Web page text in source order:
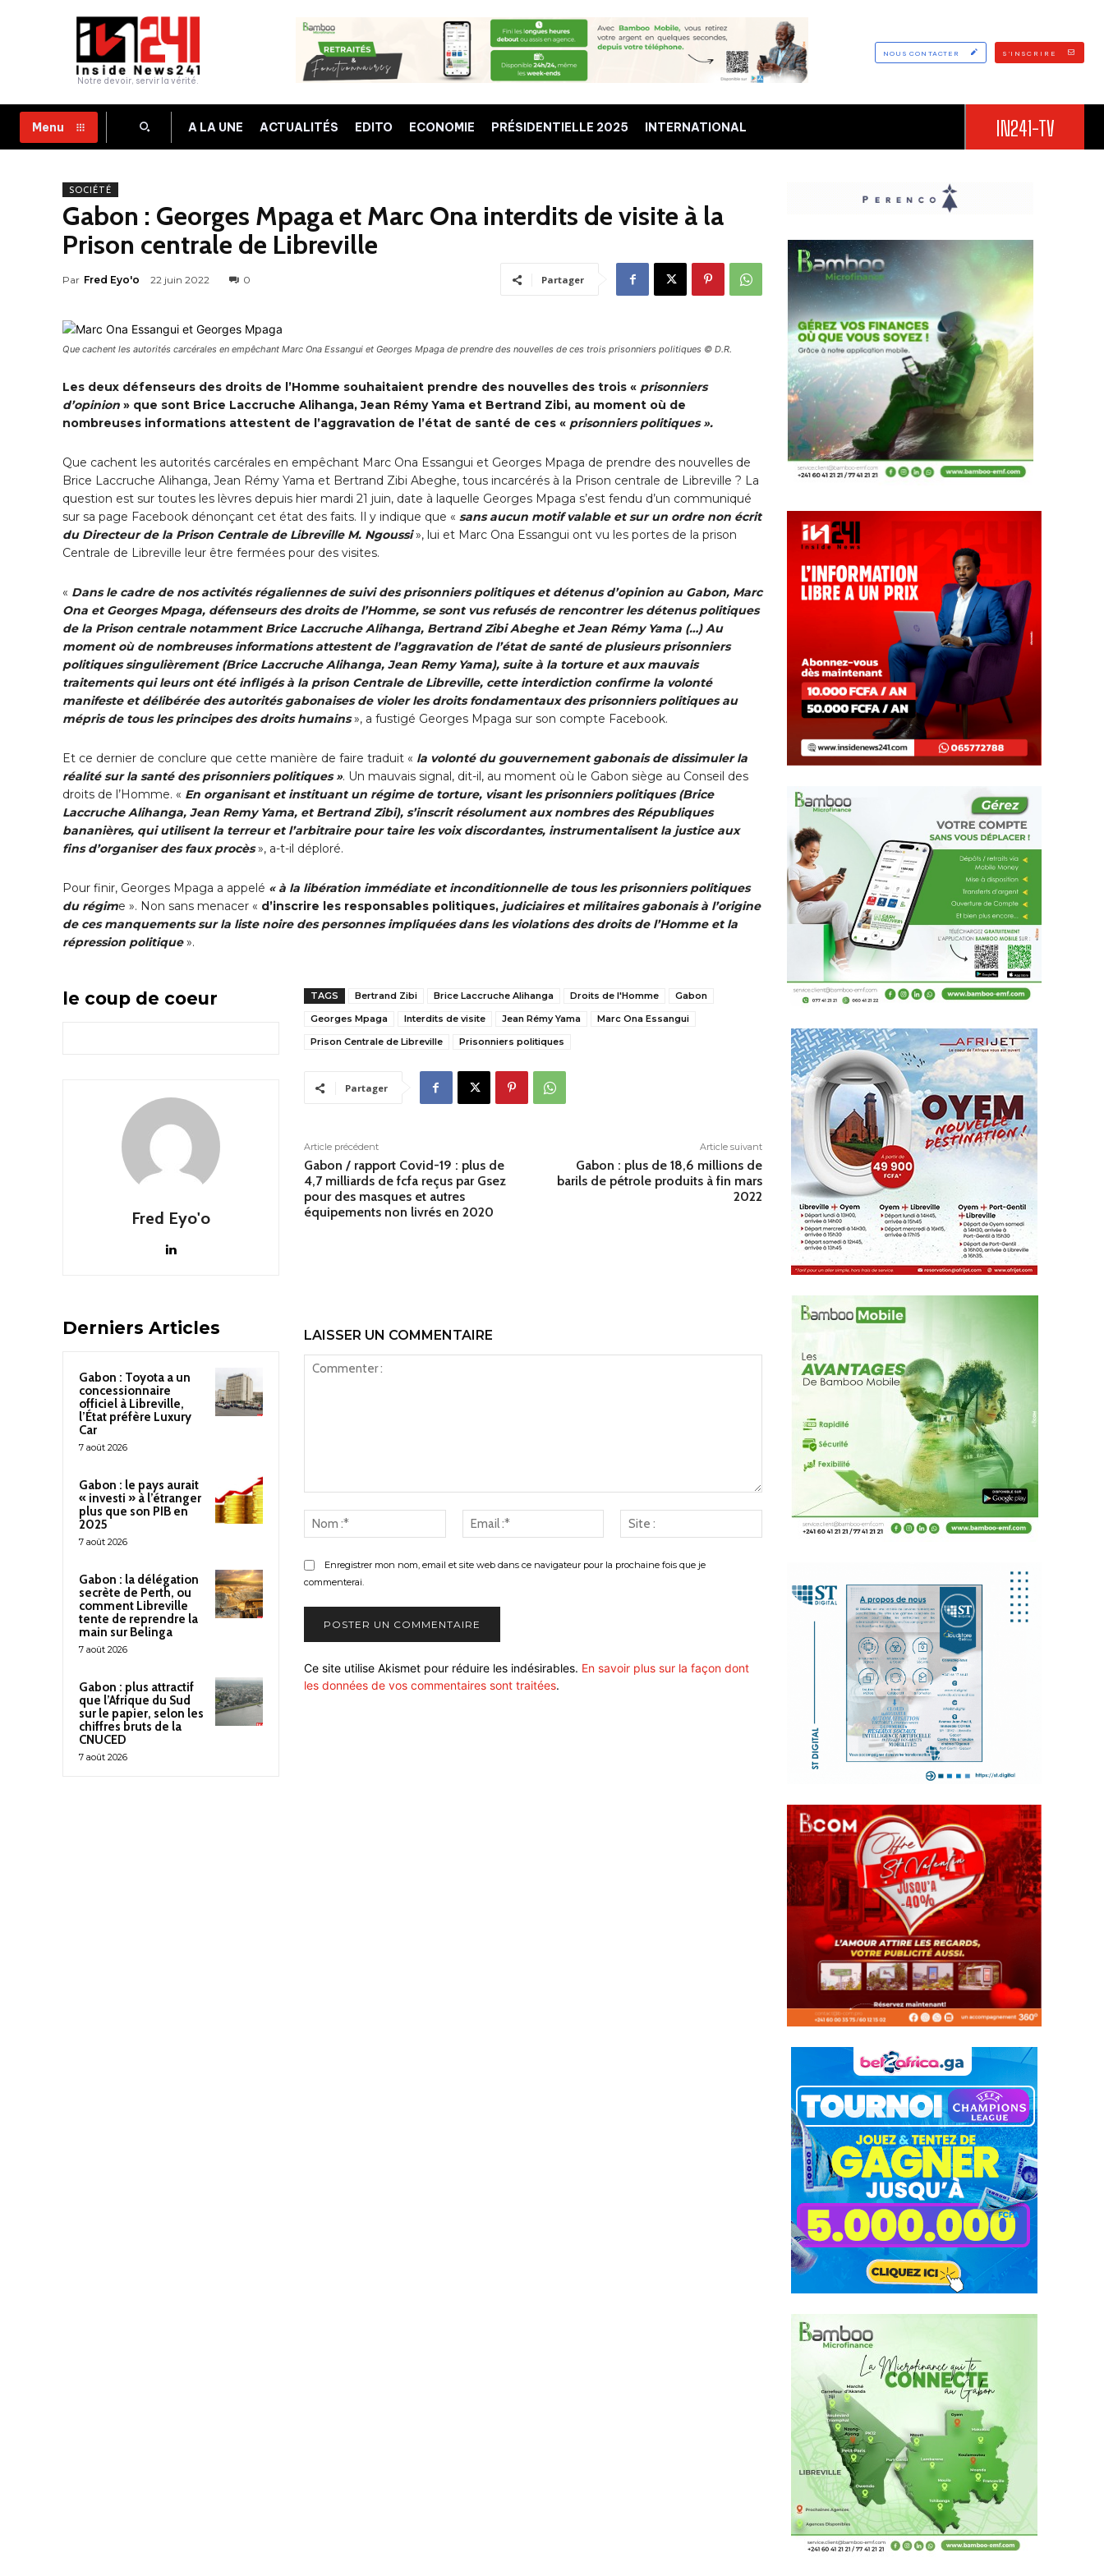
Notre devoir, servir la vérité.
NOUS CONTACTER S'INSCRIRE
Menu A LA UNE ACTUALITÉS EDITO ECONOMIE PRÉSIDENTIELLE 2025 INTERNATIONAL IN241-TV
SOCIÉTÉ
Gabon : Georges Mpaga et Marc Ona interdits de visite à la
Prison centrale de Libreville
Par Fred Eyo'o 22 juin 2022 0 Partager
Que cachent les autorités carcérales en empêchant Marc Ona Essangui et Georges Mpaga de prendre des nouvelles de ces trois prisonniers politiques © D.R.
Les deux défenseurs des droits de l’Homme souhaitaient prendre des nouvelles des trois « prisonniers
d’opinion » que sont Brice Laccruche Alihanga, Jean Rémy Yama et Bertrand Zibi, au moment où de
nombreuses informations attestent de l’aggravation de l’état de santé de ces « prisonniers politiques ».
Que cachent les autorités carcérales en empêchant Marc Ona Essangui et Georges Mpaga de prendre des nouvelles de
Brice Laccruche Alihanga, Jean Rémy Yama et Bertrand Zibi Abeghe, tous incarcérés à la Prison centrale de Libreville ? La
question est sur toutes les lèvres depuis hier mardi 21 juin, date à laquelle Georges Mpaga s’est fendu d’un communiqué
sur sa page Facebook dénonçant cet état des faits. Il y indique que « sans aucun motif valable et sur un ordre non écrit
du Directeur de la Prison Centrale de Libreville M. Ngoussi», lui et Marc Ona Essangui ont vu les portes de la prison
Centrale de Libreville leur être fermées pour des visites.
« Dans le cadre de nos activités régaliennes de suivi des prisonniers politiques et détenus d’opinion au Gabon, Marc
Ona et Georges Mpaga, défenseurs des droits de l’Homme, se sont vus refusés de rencontrer les détenus politiques
de la Prison centrale notamment Brice Laccruche Alihanga, Bertrand Zibi Abeghe et Jean Rémy Yama (…) Au
moment où de nombreuses informations attestent de l’aggravation de l’état de santé de plusieurs prisonniers
politiques singulièrement (Brice Laccruche Alihanga, Jean Remy Yama), suite à la torture et aux mauvais
traitements qui leurs ont été infligés à la prison Centrale de Libreville, cette interdiction confirme la volonté
manifeste et délibérée des autorités gabonaises de violer les droits fondamentaux des prisonniers politiques au
mépris de tous les principes des droits humains», a fustigé Georges Mpaga sur son compte Facebook.
Et ce dernier de conclure que cette manière de faire traduit « la volonté du gouvernement gabonais de dissimuler la
réalité sur la santé des prisonniers politiques ». Un mauvais signal, dit-il, au moment où le Gabon siège au Conseil des
droits de l’Homme. « En organisant et instituant un régime de torture, visant les prisonniers politiques (Brice
Laccruche Alihanga, Jean Remy Yama, et Bertrand Zibi), s’inscrit résolument aux nombres des Républiques
bananières, qui utilisent la terreur et l’arbitraire pour taire les voix discordantes, instrumentalisent la justice aux
fins d’organiser des faux procès», a-t-il déploré.
Pour finir, Georges Mpaga a appelé « à la libération immédiate et inconditionnelle de tous les prisonniers politiques
du régime ». Non sans menacer « d’inscrire les responsables politiques, judiciaires et militaires gabonais à l’origine
de ces manquements sur la liste noire des personnes impliquées dans les violations des droits de l’Homme et la
répression politique».
le coup de coeur
Fred Eyo'o
TAGS Bertrand Zibi Brice Laccruche Alihanga Droits de l'Homme
Gabon
Georges Mpaga
Interdits de visite Jean Rémy Yama
Marc Ona Essangui
Prison Centrale de Libreville
Prisonniers politiques
Partager
Article précédent
Gabon / rapport Covid-19 : plus de
4,7 milliards de fcfa reçus par Gsez
pour des masques et autres
équipements non livrés en 2020
Article suivant
Gabon : plus de 18,6 millions de
barils de pétrole produits à fin mars
2022
Derniers Articles
Gabon : Toyota a un
concessionnaire
officiel à Libreville,
l’État préfère Luxury
Car
7 août 2026
Gabon : le pays aurait
« investi » à l’étranger
plus que son PIB en
2025
7 août 2026
Gabon : la délégation
secrète de Perth, ou
comment Libreville
tente de reprendre la
main sur Belinga
7 août 2026
Gabon : plus attractif
que l’Afrique du Sud
sur le papier, selon les
chiffres bruts de la
CNUCED
7 août 2026
LAISSER UN COMMENTAIRE
:*
Email
:*
:
Enregistrer mon nom, email et site web dans ce navigateur pour la prochaine fois que je
commenterai.
Ce site utilise Akismet pour réduire les indésirables. En savoir plus sur la façon dont
les données de vos commentaires sont traitées.